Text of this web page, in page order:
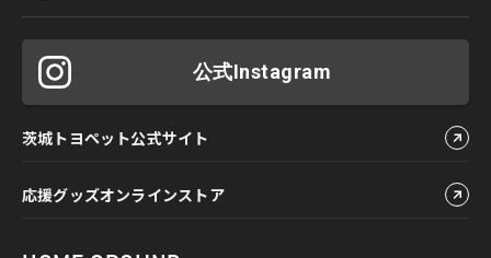
公式Instagram
茨城トヨペット公式サイト
応援グッズオンラインストア